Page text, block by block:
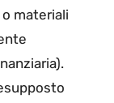
materiali